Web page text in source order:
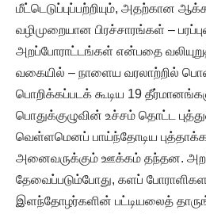
மீட்டெடுப்புப்பற்றியும், அதற்கான
வழிமுறையான பிரச்சாரங்கள் –
அறப்போராட்டங்கள் என்பதை
வகையில் – நாளைய வரலாற்றில்
பொறிக்கப்படக் கூடிய 19
பொதுக்குழுவின் உச்சம் தொட்ட
வெள்ளமெனப் பாய்ந்தோடிய
அனைவருக்கும் ஊக்கம் தந்தன. அறப்
தேவைப்படும்போது, களப்
இளந்தோழர்களின் பட்டியலைத்